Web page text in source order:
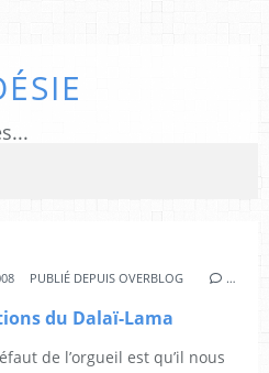
PUBLIÉ DEPUIS OVERBLOG …
du Dalaï-Lama
de l’orgueil est qu’il nous